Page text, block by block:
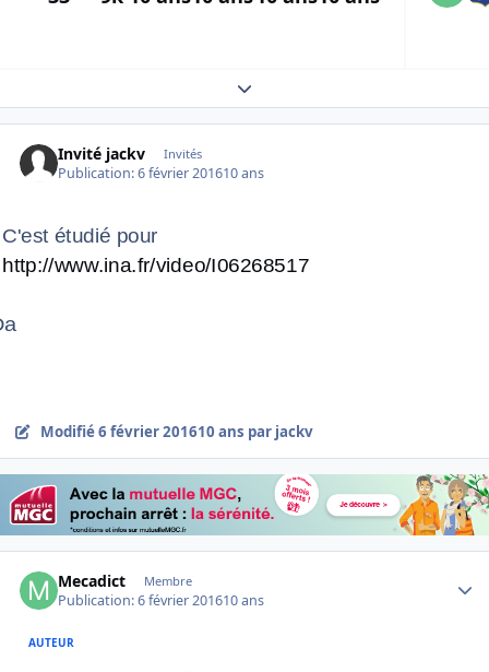
Expand topic overview
Invité jackv Invités
Publication:6 février 201610 ans
C'est étudié pour
http://www.ina.fr/video/I06268517
Modifié6 février 201610 ans par jackv
Mecadict Membre
Publication:6 février 201610 ans
AUTEUR